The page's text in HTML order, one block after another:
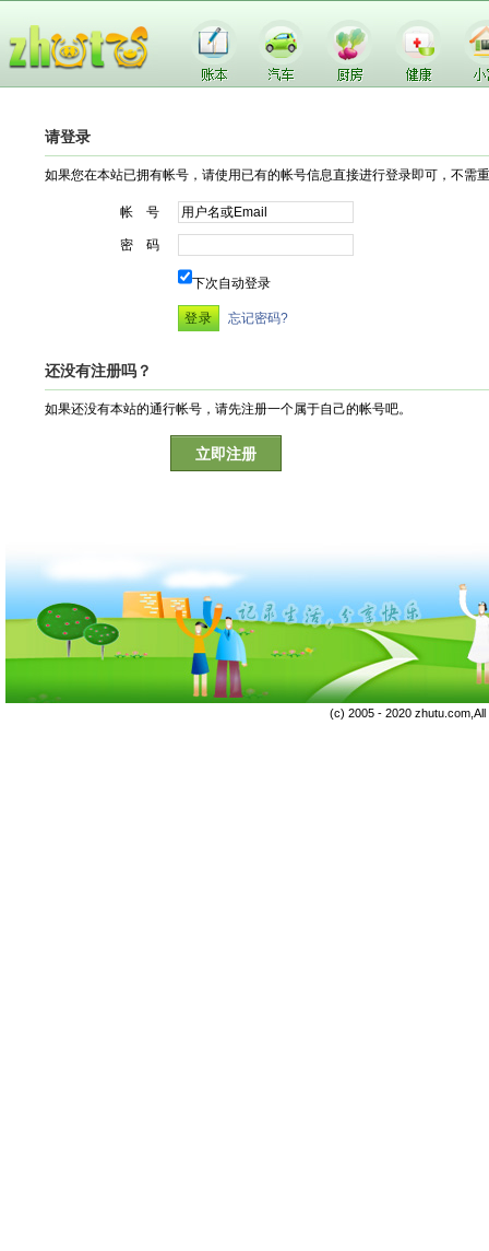
请登录
如果您在本站已拥有帐号，请使用已有的帐号信息直接进行登录即可，不需
帐 号
密 码
下次自动登录
忘记密码?
还没有注册吗？
如果还没有本站的通行帐号，请先注册一个属于自己的帐号吧。
立即注册
(c) 2005 - 2020